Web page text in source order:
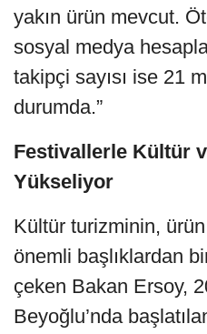
yakın ürün mevcut.
sosyal medya
takipçi sayısı ise 21
durumda.”
Festivallerle Kültür
Yükseliyor
Kültür turizminin,
önemli başlıklardan
çeken Bakan Ersoy,
Beyoğlu’nda